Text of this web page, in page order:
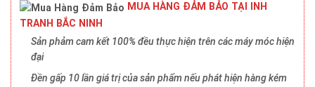
MUA HÀNG ĐẢM BẢO TẠI INH
TRANH BẮC NINH
Sản phảm cam kết 100% đều thực hiện trên các máy móc hiện
đại
Đền gấp 10 lần giá trị của sản phẩm nếu phát hiện hàng kém